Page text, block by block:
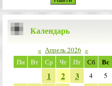
Календарь
« Апрель 2026 »
Пн
Вт Ср Чт Пт Сб Вс
1 2 3 4 5